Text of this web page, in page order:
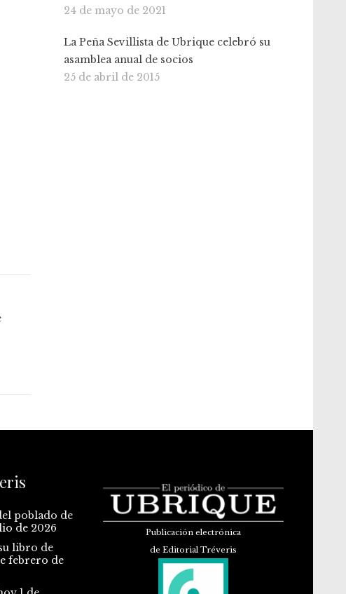
24 de mayo de 2021
La Peña Sevillista de Ubrique celebró su
asamblea anual de socios
25 de abril de 2015
poblado de
de 2026
libro de
febrero de
Publicación electrónica
de Editorial Tréveris